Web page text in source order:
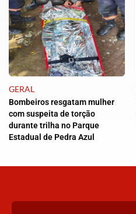
GERAL
Bombeiros resgatam mulher
com suspeita de torção
durante trilha no Parque
Estadual de Pedra Azul